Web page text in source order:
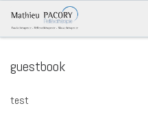
guestbook
test